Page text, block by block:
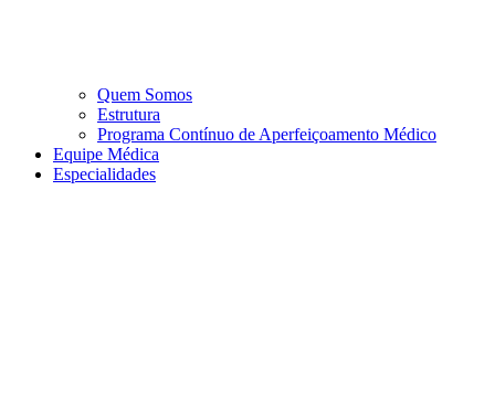
Quem Somos
Estrutura
Programa Contínuo de Aperfeiçoamento Médico
Equipe Médica
Especialidades